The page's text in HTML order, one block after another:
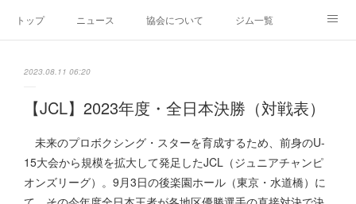
トップ ニュース 協会について ジム一覧
2023.08.11 06:20
【JCL】2023年度・全日本決勝（対戦表）
未来のプロボクシング・スターを育成するため、前身のU-
15大会から規模を拡大して発足したJCL（ジュニアチャンピ
オンズリーグ）。9月3日の後楽園ホール（東京・水道橋）に